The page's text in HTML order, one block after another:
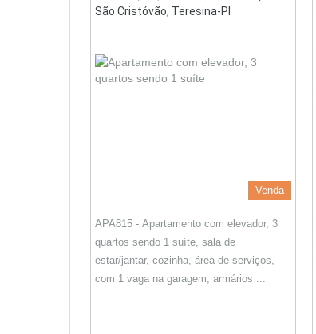
São Cristóvão, Teresina-PI
Venda
APA815 - Apartamento com elevador, 3
quartos sendo 1 suíte, sala de
estar/jantar, cozinha, área de serviços,
com 1 vaga na garagem, armários ...